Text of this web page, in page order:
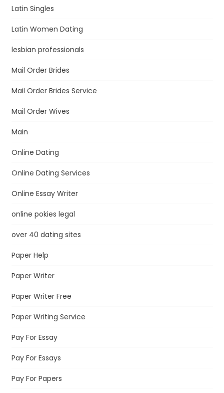
Latin Singles
Latin Women Dating
lesbian professionals
Mail Order Brides
Mail Order Brides Service
Mail Order Wives
Main
Online Dating
Online Dating Services
Online Essay Writer
online pokies legal
over 40 dating sites
Paper Help
Paper Writer
Paper Writer Free
Paper Writing Service
Pay For Essay
Pay For Essays
Pay For Papers